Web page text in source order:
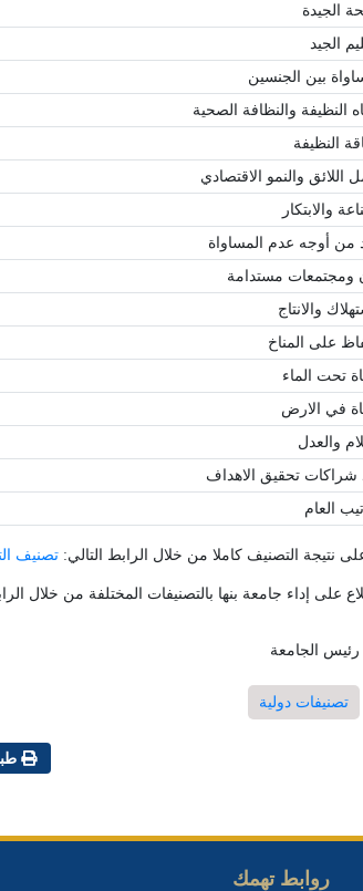
الجيدة
الجيد
بين الجنسين
النظيفة والنظافة الصحية
النظيفة
اللائق والنمو الاقتصادي
والابتكار
من أوجه عدم المساواة
ومجتمعات مستدامة
والانتاج
على المناخ
تحت الماء
في الارض
والعدل
شراكات تحقيق الاهداف
العام
نتيجة التصنيف كاملا من خلال الرابط التالي: تصنيف
على إداء جامعة بنها بالتصنيفات المختلفة من خلال
الجامعة
تصنيفات دولية
روابط تهمك